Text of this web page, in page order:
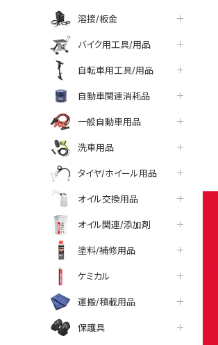
溶接/板金
バイク用工具/用品
自転車用工具/用品
自動車関連消耗品
一般自動車用品
洗車用品
タイヤ/ホイール用品
オイル交換用品
オイル関連/添加剤
塗料/補修用品
ケミカル
運搬/積載用品
保護具
facebook
line